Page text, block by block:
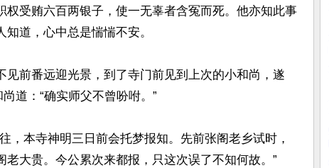
权受贿六百两银子，使一无辜者含冤而死。他亦知此事
道，心中总是惴惴不安。
见前番远迎光景，到了寺门前见到上次的小和尚，遂
道：“确实师父不曾吩咐。”
，本寺神明三日前会托梦报知。先前张阁老乡试时，
大贵。今公累次来都报，只这次误了不知何故。”